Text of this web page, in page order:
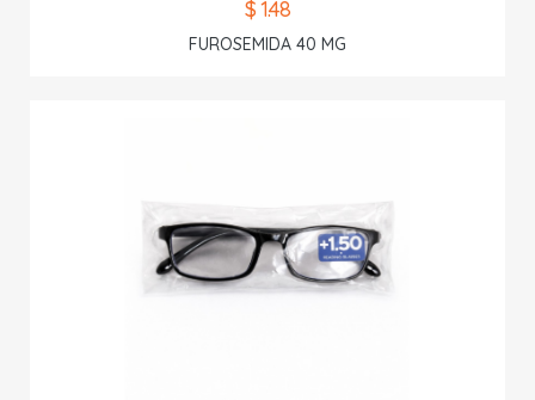
$ 1.48
FUROSEMIDA 40 MG